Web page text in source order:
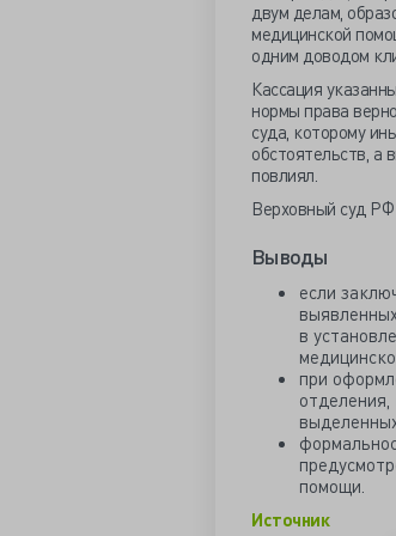
двум делам,
медицинской
одним доводом
Кассация
нормы права
суда, которому
обстоятельств, а
повлиял.
Верховный суд
Выводы
если
в
при
помощи.
Источник